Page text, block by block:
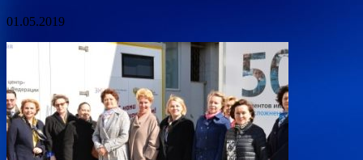
01.05.2019